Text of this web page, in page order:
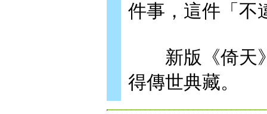
件事，這件「
新版《倚天》
得傳世典藏。